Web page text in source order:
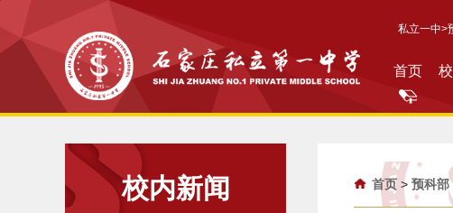
私立一中>
首页
校内新闻 首页 > 预科部